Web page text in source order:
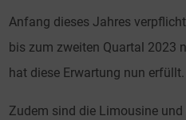
Anfang dieses Jahres
bis zum zweiten Quartal 2023
hat diese Erwartung nun erfüllt.
Zudem sind die Limousine